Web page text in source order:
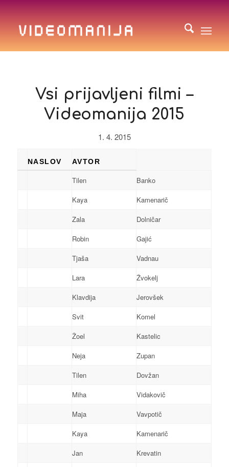
Vsi prijavljeni filmi –
Videomanija 2015
1. 4. 2015
NASLOV AVTOR
Tilen
Banko
Kaya
Kamenarič
Zala
Dolničar
Robin
Gajić
Tjaša
Vadnau
Lara
Žvokelj
Klavdija
Jerovšek
Svit
Komel
Žoel
Kastelic
Neja
Zupan
Tilen
Dovžan
Miha
Vidakovič
Maja
Vavpotič
Kaya
Kamenarič
Jan
Krevatin